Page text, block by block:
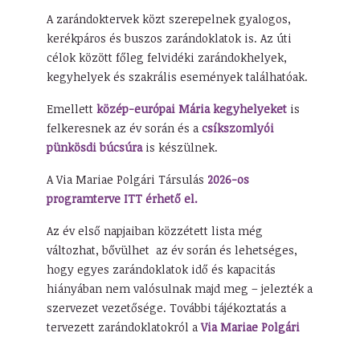
A zarándoktervek közt szerepelnek gyalogos,
kerékpáros és buszos zarándoklatok is. Az úti
célok között főleg felvidéki zarándokhelyek,
kegyhelyek és szakrális események találhatóak.
Emellett közép-európai Mária kegyhelyeket is
felkeresnek az év során és a csíkszomlyói
pünkösdi búcsúra is készülnek.
A Via Mariae Polgári Társulás 2026-os
programterve ITT érhető el.
Az év első napjaiban közzétett lista még
változhat, bővülhet az év során és lehetséges,
hogy egyes zarándoklatok idő és kapacitás
hiányában nem valósulnak majd meg – jelezték a
szervezet vezetősége. További tájékoztatás a
tervezett zarándoklatokról a Via Mariae Polgári